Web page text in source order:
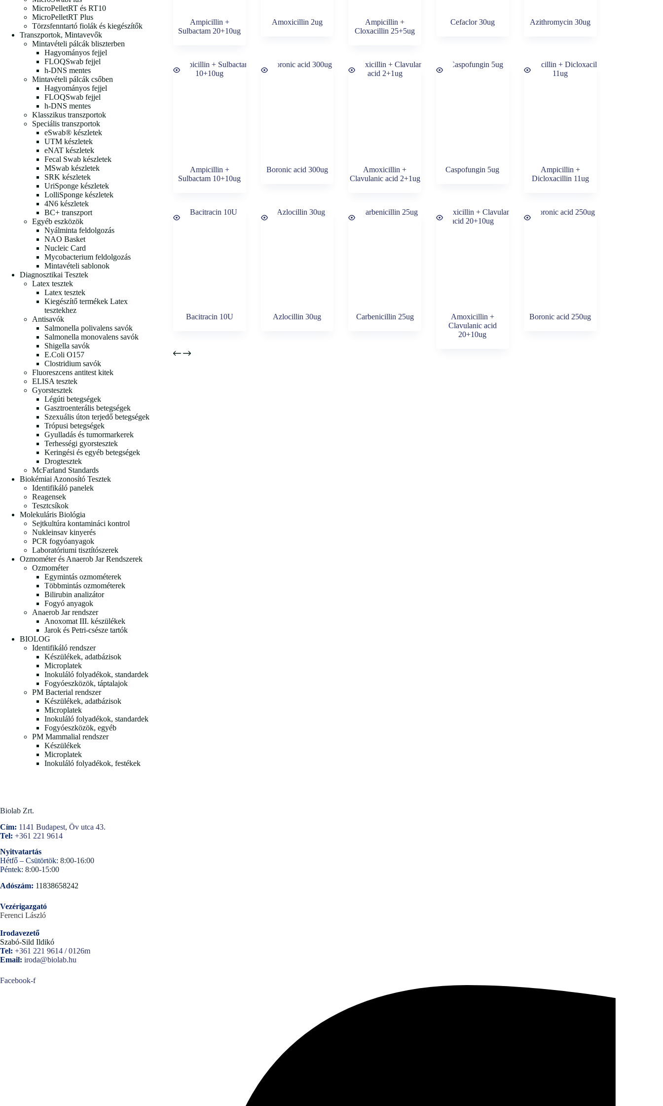
Ampicillin +
Sulbactam 20+10ug
Amoxicillin 2ug
Ampicillin +
Cloxacillin 25+5ug
Cefaclor 30ug Azithromycin 30ug
Ampicillin +
Sulbactam 10+10ug
Boronic acid 300ug
Amoxicillin +
Clavulanic acid 2+1ug
Caspofungin 5ug
Ampicillin +
Dicloxacillin 11ug
Bacitracin 10U Azlocillin 30ug Carbenicillin 25ug
Amoxicillin +
Clavulanic acid
20+10ug
Boronic acid 250ug
MicroPelletRT és RT10
MicroPelletRT Plus
Törzsfenntartó fiolák és kiegészítők
Transzportok, Mintavevők
Mintavételi pálcák bliszterben
Hagyományos fejjel
FLOQSwab fejjel
h-DNS mentes
Mintavételi pálcák csőben
Hagyományos fejjel
FLOQSwab fejjel
h-DNS mentes
Klasszikus transzportok
Speciális transzportok
eSwab® készletek
UTM készletek
eNAT készletek
Fecal Swab készletek
MSwab készletek
SRK készletek
UriSponge készletek
LolliSponge készletek
4N6 készletek
BC+ transzport
Egyéb eszközök
Nyálminta feldolgozás
NAO Basket
Nucleic Card
Mycobacterium feldolgozás
Mintavételi sablonok
Diagnosztikai Tesztek
Latex tesztek
Latex tesztek
Kiegészítő termékek Latex
tesztekhez
Antisavók
Salmonella polivalens savók
Salmonella monovalens savók
Shigella savók
E.Coli O157
Clostridium savók
Fluoreszcens antitest kitek
ELISA tesztek
Gyorstesztek
Légúti betegségek
Gasztroenterális betegségek
Szexuális úton terjedő betegségek
Trópusi betegségek
Gyulladás és tumormarkerek
Terhességi gyorstesztek
Keringési és egyéb betegségek
Drogtesztek
McFarland Standards
Biokémiai Azonosító Tesztek
Identifikáló panelek
Reagensek
Tesztcsíkok
Molekuláris Biológia
Sejtkultúra kontamináci kontrol
Nukleinsav kinyerés
PCR fogyóanyagok
Laboratóriumi tisztítószerek
Ozmométer és Anaerob Jar Rendszerek
Ozmométer
Egymintás ozmométerek
Többmintás ozmométerek
Bilirubin analizátor
Fogyó anyagok
Anaerob Jar rendszer
Anoxomat III. készülékek
Jarok és Petri-csésze tartók
BIOLOG
Identifikáló rendszer
Készülékek, adatbázisok
Microplatek
Inokuláló folyadékok, standardek
Fogyóeszközök, táptalajok
PM Bacterial rendszer
Készülékek, adatbázisok
Microplatek
Inokuláló folyadékok, standardek
Fogyóeszközök, egyéb
PM Mammalial rendszer
Készülékek
Microplatek
Inokuláló folyadékok, festékek
Biolab Zrt.
Cím: 1141 Budapest, Öv utca 43.
Tel: +361 221 9614
Nyitvatartás
Hétfő – Csütörtök: 8:00-16:00
Péntek: 8:00-15:00
Adószám: 11838658242
Vezérigazgató
Ferenci László
Irodavezető
Szabó-Sild Ildikó
Tel: +361 221 9614 / 0126m
Email: iroda@biolab.hu
Facebook-f